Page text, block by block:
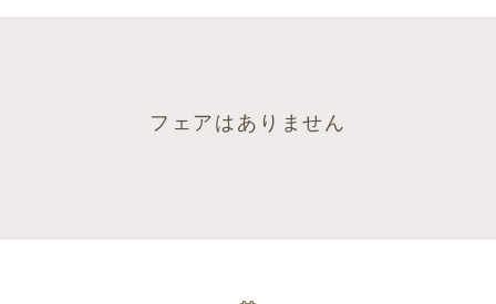
フェアはありません